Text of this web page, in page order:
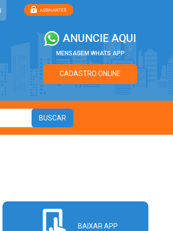
ANUNCIE AQUI
MENSAGEM WHATS APP
CADASTRO ONLINE
BAIXAR APP